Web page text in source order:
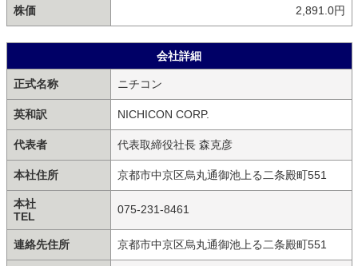
株価 2,891.0円
会社詳細
正式名称 ニチコン
英和訳 NICHICON CORP.
代表者 代表取締役社長 森克彦
本社住所 京都市中京区烏丸通御池上る二条殿町551
本社
TEL
075-231-8461
連絡先住所 京都市中京区烏丸通御池上る二条殿町551